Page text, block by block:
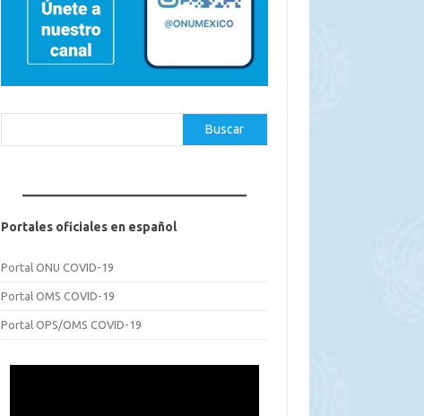
Buscar
Portales oficiales en español
Portal ONU COVID-19
Portal OMS COVID-19
Portal OPS/OMS COVID-19